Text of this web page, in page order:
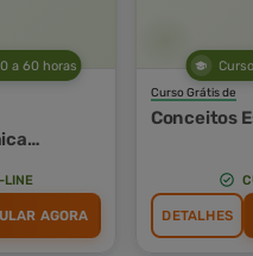
a 60 horas
LINE
AGORA
Curso Grátis de
Conceitos
DETALHES